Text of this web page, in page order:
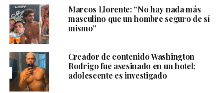
Marcos Llorente: “No hay nada más
masculino que un hombre seguro de sí
mismo”
Creador de contenido Washington
Rodrigo fue asesinado en un hotel;
adolescente es investigado